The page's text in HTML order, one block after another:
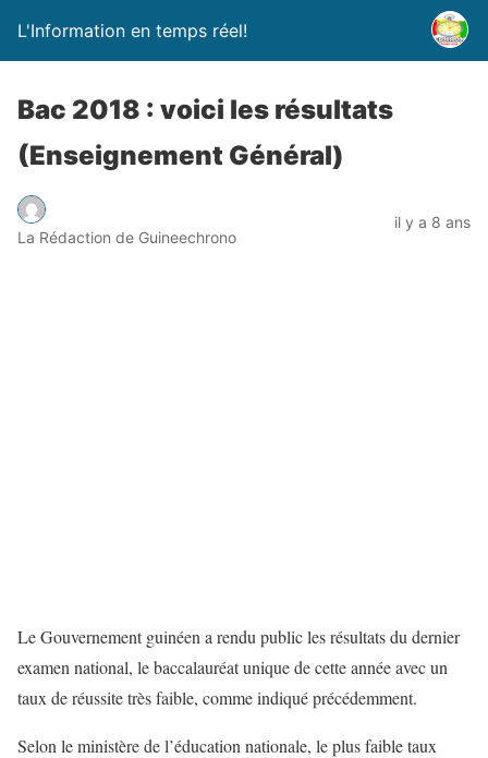
L'Information en temps réel!
Bac 2018 : voici les résultats
(Enseignement Général)
La Rédaction de Guineechrono
il y a 8 ans
Le Gouvernement guinéen a rendu public les résultats du dernier
examen national, le baccalauréat unique de cette année avec un
taux de réussite très faible, comme indiqué précédemment.
Selon le ministère de l’éducation nationale, le plus faible taux